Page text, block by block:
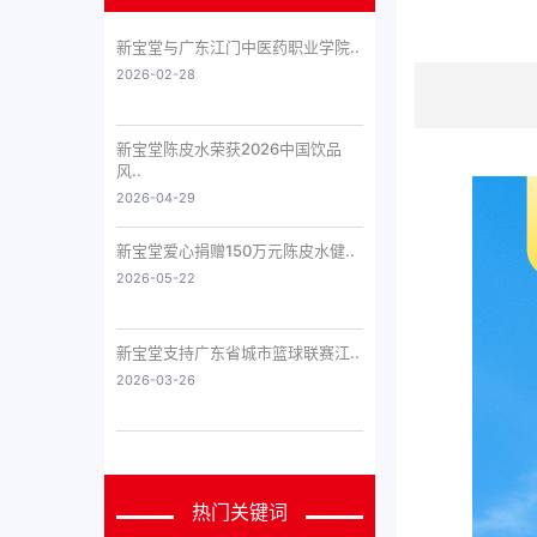
新宝堂与广东江门中医药职业学院..
2026-02-28
新宝堂陈皮水荣获2026中国饮品
风..
2026-04-29
新宝堂爱心捐赠150万元陈皮水健..
2026-05-22
新宝堂支持广东省城市篮球联赛江..
2026-03-26
热门关键词